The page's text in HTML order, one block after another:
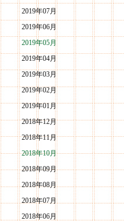
2019年07月
2019年06月
2019年05月
2019年04月
2019年03月
2019年02月
2019年01月
2018年12月
2018年11月
2018年10月
2018年09月
2018年08月
2018年07月
2018年06月